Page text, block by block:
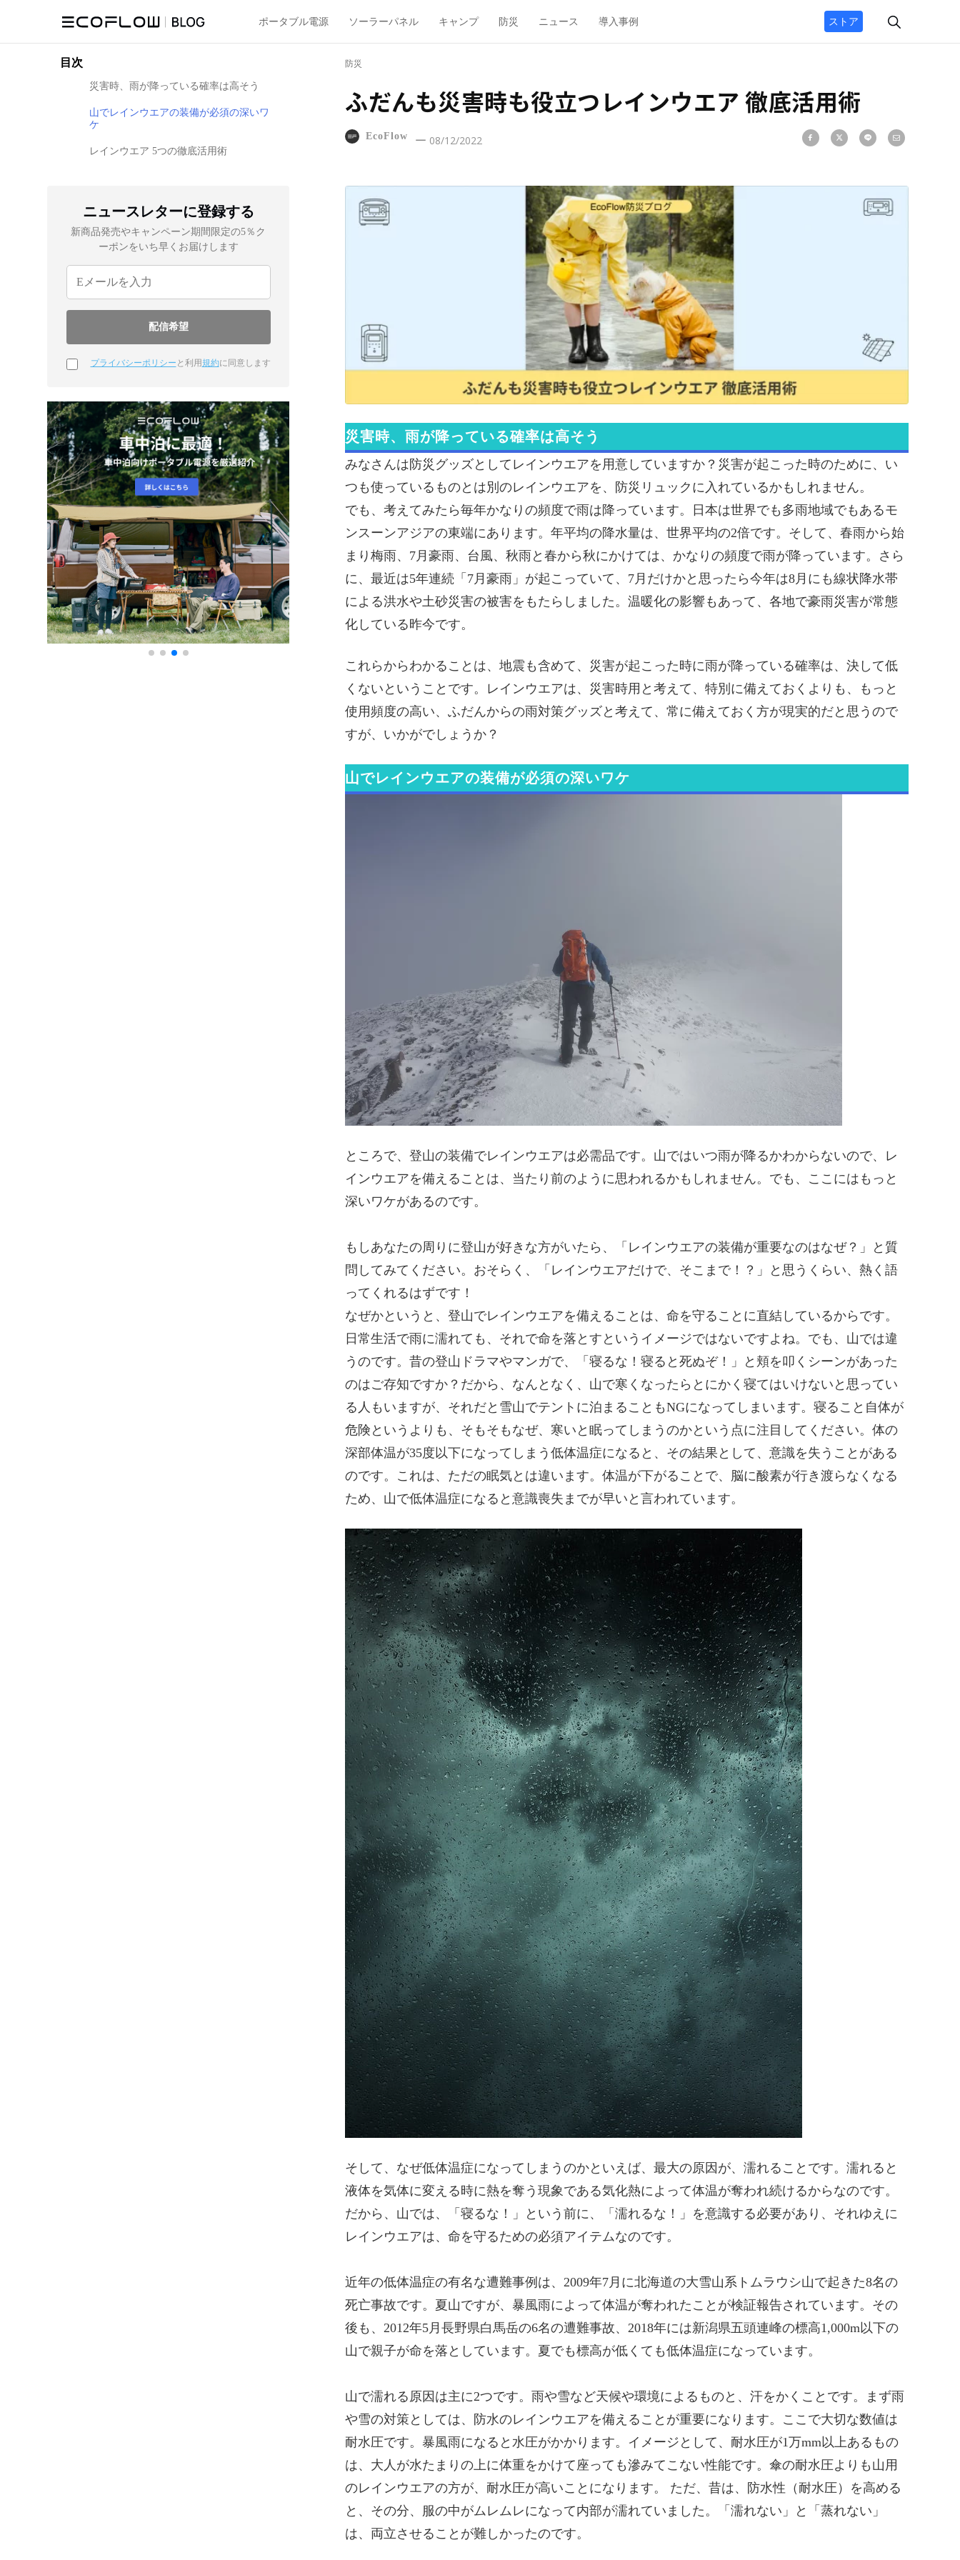
ポータブル電源 ソーラーパネル キャンプ 防災 ニュース 導入事例 ストア
目次
災害時、雨が降っている確率は高そう
山でレインウエアの装備が必須の深いワ
ケ
レインウエア 5つの徹底活用術
ニュースレターに登録する
新商品発売やキャンペーン期間限定の5％ク
ーポンをいち早くお届けします
プライバシーポリシー と利用規約に同意します
防災
ふだんも災害時も役立つレインウエア 徹底活用術
EcoFlow 08/12/2022
災害時、雨が降っている確率は高そう
みなさんは防災グッズとしてレインウエアを用意していますか？災害が起こった時のために、い
つも使っているものとは別のレインウエアを、防災リュックに入れているかもしれません。
でも、考えてみたら毎年かなりの頻度で雨は降っています。日本は世界でも多雨地域でもあるモ
ンスーンアジアの東端にあります。年平均の降水量は、世界平均の2倍です。そして、春雨から始
まり梅雨、7月豪雨、台風、秋雨と春から秋にかけては、かなりの頻度で雨が降っています。さら
に、最近は5年連続「7月豪雨」が起こっていて、7月だけかと思ったら今年は8月にも線状降水帯
による洪水や土砂災害の被害をもたらしました。温暖化の影響もあって、各地で豪雨災害が常態
化している昨今です。
これらからわかることは、地震も含めて、災害が起こった時に雨が降っている確率は、決して低
くないということです。レインウエアは、災害時用と考えて、特別に備えておくよりも、もっと
使用頻度の高い、ふだんからの雨対策グッズと考えて、常に備えておく方が現実的だと思うので
すが、いかがでしょうか？
山でレインウエアの装備が必須の深いワケ
ところで、登山の装備でレインウエアは必需品です。山ではいつ雨が降るかわからないので、レ
インウエアを備えることは、当たり前のように思われるかもしれません。でも、ここにはもっと
深いワケがあるのです。
もしあなたの周りに登山が好きな方がいたら、「レインウエアの装備が重要なのはなぜ？」と質
問してみてください。おそらく、「レインウエアだけで、そこまで！？」と思うくらい、熱く語
ってくれるはずです！
なぜかというと、登山でレインウエアを備えることは、命を守ることに直結しているからです。
日常生活で雨に濡れても、それで命を落とすというイメージではないですよね。でも、山では違
うのです。昔の登山ドラマやマンガで、「寝るな！寝ると死ぬぞ！」と頬を叩くシーンがあった
のはご存知ですか？だから、なんとなく、山で寒くなったらとにかく寝てはいけないと思ってい
る人もいますが、それだと雪山でテントに泊まることもNGになってしまいます。寝ること自体が
危険というよりも、そもそもなぜ、寒いと眠ってしまうのかという点に注目してください。体の
深部体温が35度以下になってしまう低体温症になると、その結果として、意識を失うことがある
のです。これは、ただの眠気とは違います。体温が下がることで、脳に酸素が行き渡らなくなる
ため、山で低体温症になると意識喪失までが早いと言われています。
そして、なぜ低体温症になってしまうのかといえば、最大の原因が、濡れることです。濡れると
液体を気体に変える時に熱を奪う現象である気化熱によって体温が奪われ続けるからなのです。
だから、山では、「寝るな！」という前に、「濡れるな！」を意識する必要があり、それゆえに
レインウエアは、命を守るための必須アイテムなのです。
近年の低体温症の有名な遭難事例は、2009年7月に北海道の大雪山系トムラウシ山で起きた8名の
死亡事故です。夏山ですが、暴風雨によって体温が奪われたことが検証報告されています。その
後も、2012年5月長野県白馬岳の6名の遭難事故、2018年には新潟県五頭連峰の標高1,000m以下の
山で親子が命を落としています。夏でも標高が低くても低体温症になっています。
山で濡れる原因は主に2つです。雨や雪など天候や環境によるものと、汗をかくことです。まず雨
や雪の対策としては、防水のレインウエアを備えることが重要になります。ここで大切な数値は
耐水圧です。暴風雨になると水圧がかかります。イメージとして、耐水圧が1万mm以上あるもの
は、大人が水たまりの上に体重をかけて座っても滲みてこない性能です。傘の耐水圧よりも山用
のレインウエアの方が、耐水圧が高いことになります。 ただ、昔は、防水性（耐水圧）を高める
と、その分、服の中がムレムレになって内部が濡れていました。「濡れない」と「蒸れない」
は、両立させることが難しかったのです。